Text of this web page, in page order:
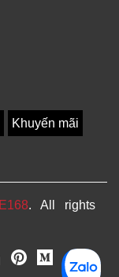
Khuyến mãi
. All rights